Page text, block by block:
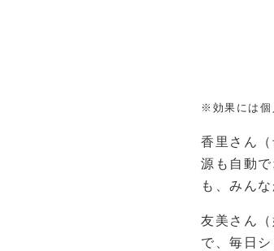
※効果には個
香里さん
源も自動
も、みん
友美さん
で、毎日